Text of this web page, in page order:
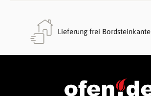
Lieferung frei Bordsteinkante